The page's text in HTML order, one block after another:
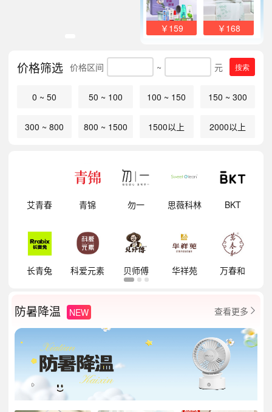
￥159 ￥168
价格筛选 价格区间 ~ 元 搜索
0 ~ 50 50 ~ 100 100 ~ 150 150 ~ 300
300 ~ 800 800 ~ 1500 1500以上 2000以上
艾青春 青锦 勿一 思薇科林 BKT
长青兔 科爱元素 贝师傅 华祥苑 万春和
防暑降温 NEW 查看更多 